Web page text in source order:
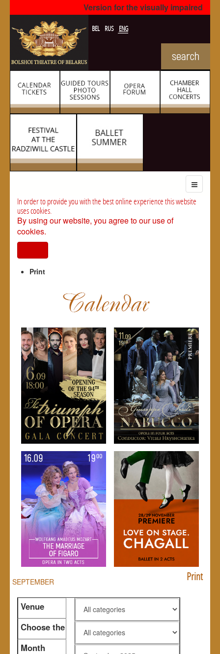
Version for the visually impaired
BEL RUS ENG
In order to provide you with the best online experience this website
uses cookies.
By using our website, you agree to our use of
cookies.
Print
SEPTEMBER
Venue
Choose the
genre
Month
Print